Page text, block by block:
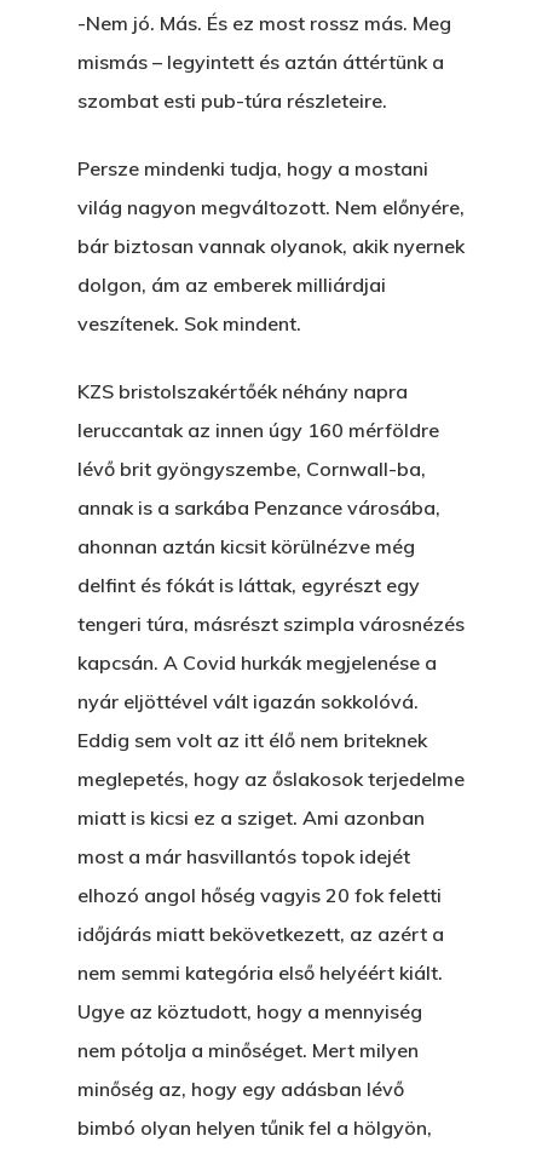
-Nem jó. Más. És ez most rossz más. Meg
mismás – legyintett és aztán áttértünk a
szombat esti pub-túra részleteire.
Persze mindenki tudja, hogy a mostani
világ nagyon megváltozott. Nem előnyére,
bár biztosan vannak olyanok, akik nyernek
dolgon, ám az emberek milliárdjai
veszítenek. Sok mindent.
KZS bristolszakértőék néhány napra
leruccantak az innen úgy 160 mérföldre
lévő brit gyöngyszembe, Cornwall-ba,
annak is a sarkába Penzance városába,
ahonnan aztán kicsit körülnézve még
delfint és fókát is láttak, egyrészt egy
tengeri túra, másrészt szimpla városnézés
kapcsán. A Covid hurkák megjelenése a
nyár eljöttével vált igazán sokkolóvá.
Eddig sem volt az itt élő nem briteknek
meglepetés, hogy az őslakosok terjedelme
miatt is kicsi ez a sziget. Ami azonban
most a már hasvillantós topok idejét
elhozó angol hőség vagyis 20 fok feletti
időjárás miatt bekövetkezett, az azért a
nem semmi kategória első helyéért kiált.
Ugye az köztudott, hogy a mennyiség
nem pótolja a minőséget. Mert milyen
minőség az, hogy egy adásban lévő
bimbó olyan helyen tűnik fel a hölgyön,